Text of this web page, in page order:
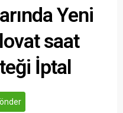
Yeni
saat
İptal